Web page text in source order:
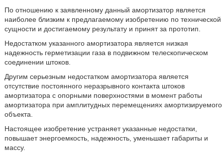
По отношению к заявленному данный амортизатор является
наиболее близким к предлагаемому изобретению по технической
сущности и достигаемому результату и принят за прототип.
Недостатком указанного амортизатора является низкая
надежность герметизации газа в подвижном телескопическом
соединении штоков.
Другим серьезным недостатком амортизатора является
отсутствие постоянного неразрывного контакта штоков
амортизатора с опорными поверхностями в момент работы
амортизатора при амплитудных перемещениях амортизируемого
объекта.
Настоящее изобретение устраняет указанные недостатки,
повышает энергоемкость, надежность, уменьшает габариты и
массу.